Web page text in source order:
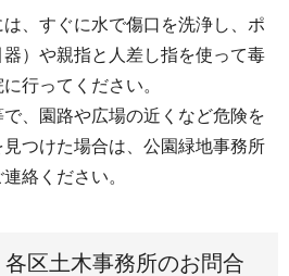
、すぐに水で傷口を洗浄し、ポ
）や親指と人差し指を使って毒
行ってください。
、園路や広場の近くなど危険を
つけた場合は、公園緑地事務所
絡ください。
区土木事務所のお問合